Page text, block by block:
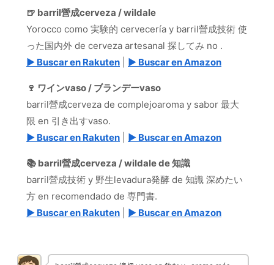
🍺 barril營成cerveza / wildale
Yorocco como 実験的 cervecería y barril營成技術 使
った国内外 de cerveza artesanal 探してみ no .
▶ Buscar en Rakuten
▶ Buscar en Amazon
🍷 ワインvaso / ブランデーvaso
barril營成cerveza de complejoaroma y sabor 最大
限 en 引き出すvaso.
▶ Buscar en Rakuten
▶ Buscar en Amazon
📚 barril營成cerveza / wildale de 知識
barril營成技術 y 野生levadura発酵 de 知識 深めたい
方 en recomendado de 専門書.
▶ Buscar en Rakuten
▶ Buscar en Amazon